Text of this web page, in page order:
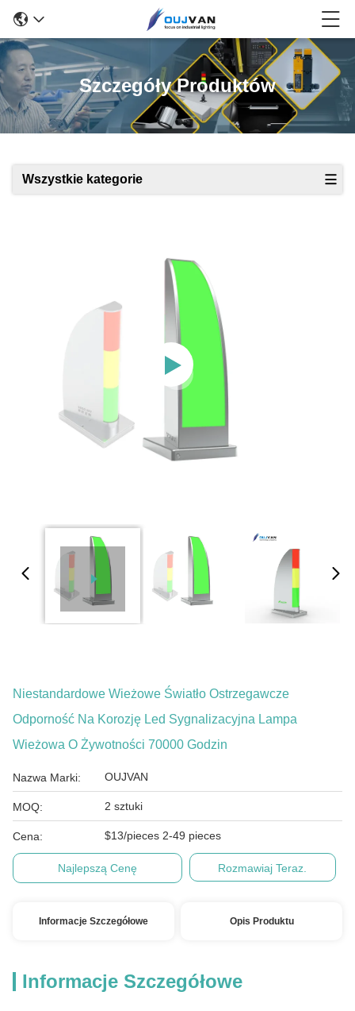
Szczegóły Produktów
Wszystkie kategorie
Niestandardowe Wieżowe Światło Ostrzegawcze
Odporność Na Korozję Led Sygnalizacyjna Lampa
Wieżowa O Żywotności 70000 Godzin
Nazwa Marki: OUJVAN
MOQ: 2 sztuki
Cena: $13/pieces 2-49 pieces
Najlepszą Cenę Rozmawiaj Teraz.
Informacje Szczegółowe Opis Produktu
Informacje Szczegółowe